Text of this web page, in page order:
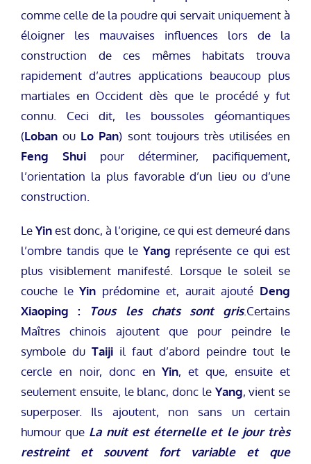
comme celle de la poudre qui servait uniquement à
éloigner les mauvaises influences lors de la
construction de ces mêmes habitats trouva
rapidement d’autres applications beaucoup plus
martiales en Occident dès que le procédé y fut
connu. Ceci dit, les boussoles géomantiques
(Loban ou Lo Pan) sont toujours très utilisées en
Feng Shui pour déterminer, pacifiquement,
l’orientation la plus favorable d’un lieu ou d’une
construction.
LeYinest donc, à l’origine, ce qui est demeuré dans
l’ombre tandis que le Yang représente ce qui est
plus visiblement manifesté. Lorsque le soleil se
couche leYin prédomine et, aurait ajouté Deng
Xiaoping :
Tous les chats sont gris.Certains
Maîtres chinois ajoutent que pour peindre le
symbole du Taiji il faut d’abord peindre tout le
cercle en noir, donc enYin, et que, ensuite et
seulement ensuite, le blanc, donc le Yang, vient se
superposer. Ils ajoutent, non sans un certain
humour que La nuit est éternelle et le jour très
restreint et souvent fort variable et que